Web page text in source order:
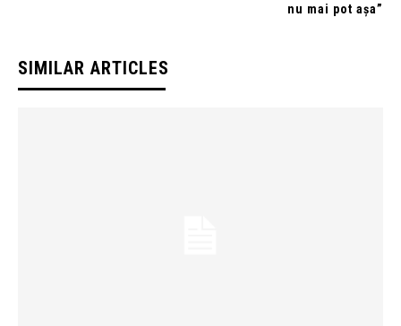
nu mai pot așa”
SIMILAR ARTICLES